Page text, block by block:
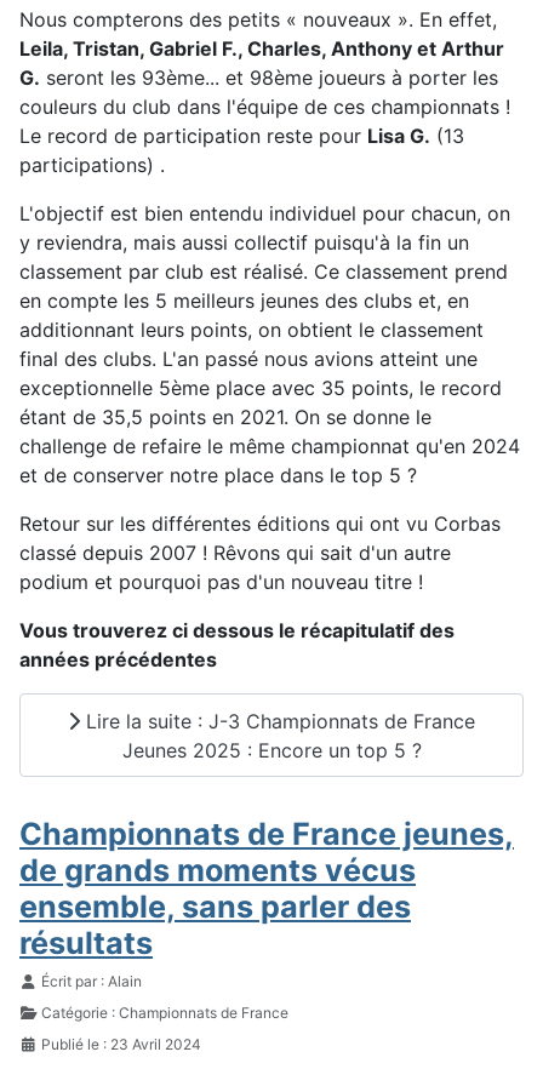
Nous compterons des petits « nouveaux ». En effet,
Leila, Tristan, Gabriel F., Charles, Anthony et Arthur
G. seront les 93ème... et 98ème joueurs à porter les
couleurs du club dans l'équipe de ces championnats !
Le record de participation reste pour Lisa G. (13
participations) .
L'objectif est bien entendu individuel pour chacun, on
y reviendra, mais aussi collectif puisqu'à la fin un
classement par club est réalisé. Ce classement prend
en compte les 5 meilleurs jeunes des clubs et, en
additionnant leurs points, on obtient le classement
final des clubs. L'an passé nous avions atteint une
exceptionnelle 5ème place avec 35 points, le record
étant de 35,5 points en 2021. On se donne le
challenge de refaire le même championnat qu'en 2024
et de conserver notre place dans le top 5 ?
Retour sur les différentes éditions qui ont vu Corbas
classé depuis 2007 ! Rêvons qui sait d'un autre
podium et pourquoi pas d'un nouveau titre !
Vous trouverez ci dessous le récapitulatif des
années précédentes
Lire la suite : J-3 Championnats de France
Jeunes 2025 : Encore un top 5 ?
Championnats de France jeunes,
de grands moments vécus
ensemble, sans parler des
résultats
Détails
Écrit par : Alain
Catégorie : Championnats de France
Publié le : 23 Avril 2024